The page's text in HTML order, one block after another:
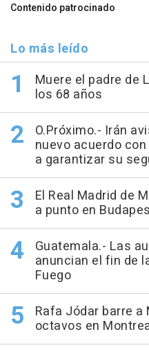
Contenido patrocinado
Lo más leído
Muere el padre de
los 68 años
O.Próximo.- Irán
nuevo acuerdo
a garantizar su
El Real Madrid de
a punto en
Guatemala.- Las
anuncian el fin de
Fuego
Rafa Jódar barre
octavos en